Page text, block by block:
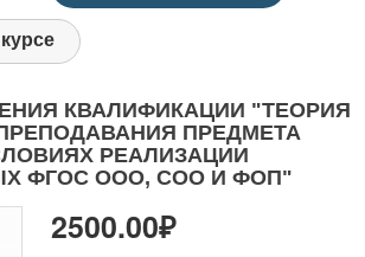
КВАЛИФИКАЦИИ "ТЕОРИЯ
ПРЕДМЕТА
РЕАЛИЗАЦИИ
ФГОС ООО, СОО И ФОП"
2500.00₽